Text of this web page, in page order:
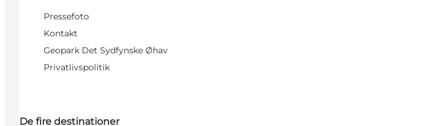
Pressefoto
Kontakt
Geopark Det Sydfynske Øhav
Privatlivspolitik
De fire destinationer